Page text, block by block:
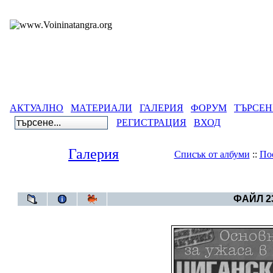
АКТУАЛНО МАТЕРИАЛИ ГАЛЕРИЯ ФОРУМ
РЕГИСТРАЦИЯ
ВХОД
Галерия Списък от албуми ::
ФАЙЛ